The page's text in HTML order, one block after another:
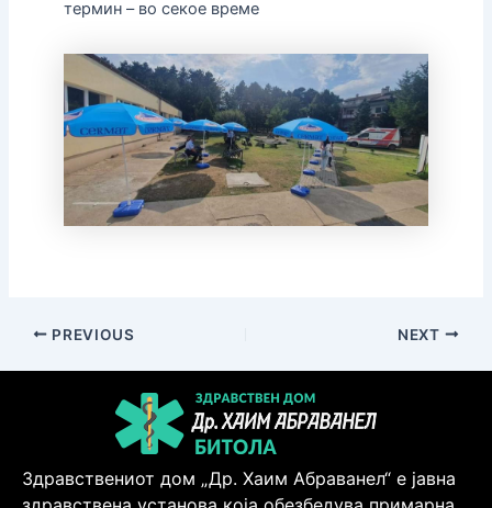
термин – во секое време
PREVIOUS NEXT
Здравствениот дом „Др. Хаим Абраванел“ е јавна